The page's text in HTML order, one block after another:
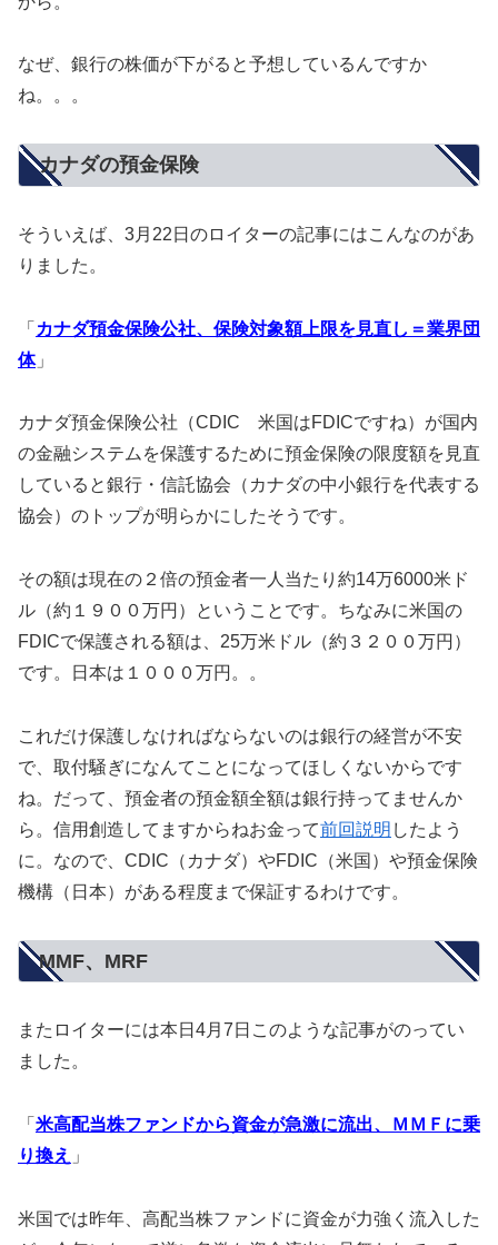
なぜ、銀行の株価が下がると予想しているんですか
ね。。。
カナダの預金保険
そういえば、3月22日のロイターの記事にはこんなのがあ
りました。
「 カナダ預金保険公社、保険対象額上限を見直し＝業界団
体」
カナダ預金保険公社（CDIC 米国はFDICですね）が国内
の金融システムを保護するために預金保険の限度額を見直
していると銀行・信託協会（カナダの中小銀行を代表する
協会）のトップが明らかにしたそうです。
その額は現在の２倍の預金者一人当たり約14万6000米ド
ル（約１９００万円）ということです。ちなみに米国の
FDICで保護される額は、25万米ドル（約３２００万円）
です。日本は１０００万円。。
これだけ保護しなければならないのは銀行の経営が不安
で、取付騒ぎになんてことになってほしくないからです
ね。だって、預金者の預金額全額は銀行持ってませんか
ら。信用創造してますからねお金って前回説明 したよう
に。なので、CDIC（カナダ）やFDIC（米国）や預金保険
機構（日本）がある程度まで保証するわけです。
MMF、MRF
またロイターには本日4月7日このような記事がのってい
ました。
「 米高配当株ファンドから資金が急激に流出、ＭＭＦに乗
り換え 」
米国では昨年、高配当株ファンドに資金が力強く流入した